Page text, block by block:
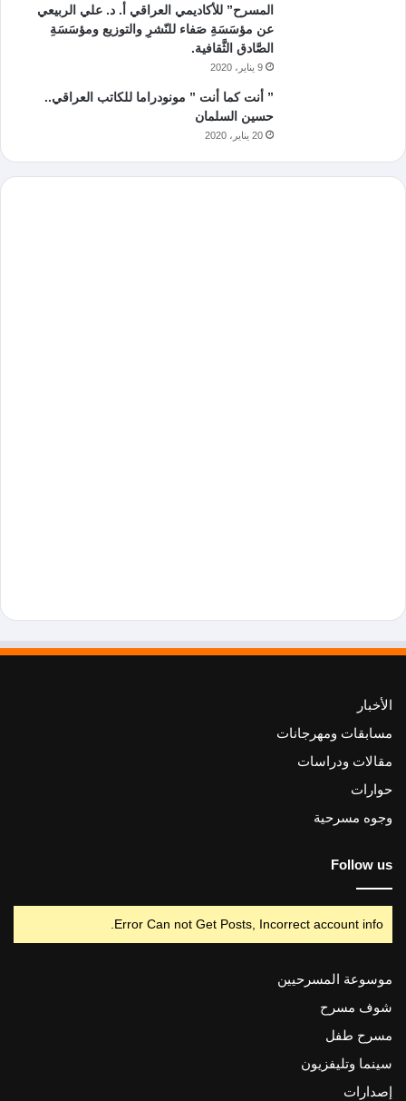
المسرح” للأكاديمي العراقي أ. د. علي الربيعي
عن مؤسَسَةِ صَفاء للنّشرِ والتوزيع ومؤسَسَةِ
الصَّادق الثَّقافية.
9 يناير، 2020
” أنت كما أنت ” مونودراما للكاتب العراقي..
حسين السلمان
20 يناير، 2020
الأخبار
مسابقات ومهرجانات
مقالات ودراسات
حوارات
وجوه مسرحية
Follow us
Error Can not Get Posts, Incorrect account info.
موسوعة المسرحيين
شوف مسرح
مسرح طفل
سينما وتليفزيون
إصدارات